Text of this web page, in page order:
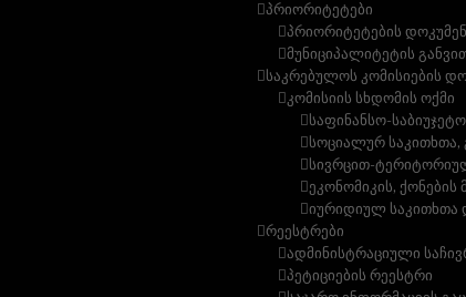
პრიორიტეტები
პრიორიტეტების
მუნიციპალიტეტის
საკრებულოს კომისიების
კომისიის სხდომის ოქმი
საფინანსო-
სოციალურ
სივრცით-
ეკონომიკის, ქონების
იურიდიულ საკითხთა
რეესტრები
ადმინისტრაციული
პეტიციების რეესტრი